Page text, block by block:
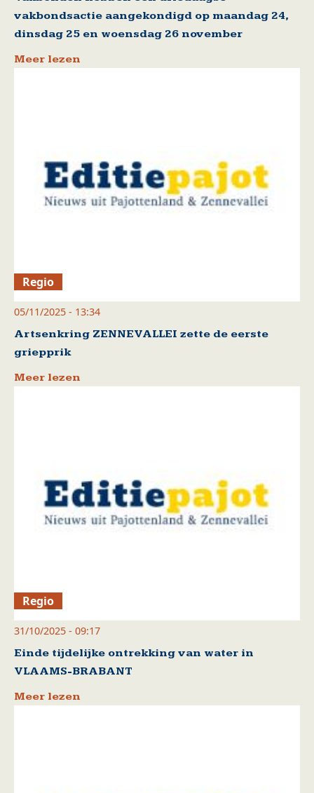
vakbondsactie aangekondigd op maandag 24,
dinsdag 25 en woensdag 26 november
Meer lezen
Regio
05/11/2025 - 13:34
Artsenkring ZENNEVALLEI zette de eerste
griepprik
Meer lezen
Regio
31/10/2025 - 09:17
Einde tijdelijke ontrekking van water in
VLAAMS-BRABANT
Meer lezen